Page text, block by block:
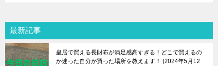
最新記事
皇居で買える長財布が満足感高すぎる！どこで買えるの
か迷った自分が買った場所を教えます！
2024年5月12